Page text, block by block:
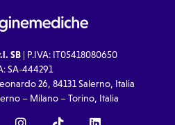
SB| P.IVA: IT05418080650
SA-444291
26, 84131 Salerno, Italia
– Milano – Torino, Italia